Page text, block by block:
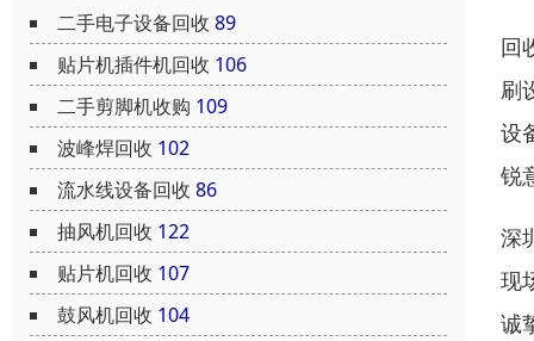
二手电子设备回收 89
贴片机插件机回收 106
二手剪脚机收购 109
波峰焊回收 102
流水线设备回收 86
抽风机回收 122
贴片机回收 107
鼓风机回收 104
回
刷
设
锐
深
现
诚